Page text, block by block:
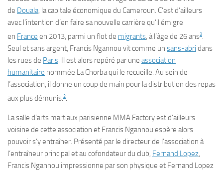
de Douala, la capitale économique du Cameroun. C’est d’ailleurs
avec l’intention d’en faire sa nouvelle carrière qu’il émigre
en France en 2013, parmi un flot de migrants, à l’âge de 26 ans3.
Seul et sans argent, Francis Ngannou vit comme un sans-abri dans
les rues de Paris. Il est alors repéré par une association
humanitaire nommée La Chorbaqui le recueille. Au sein de
l’association, il donne un coup de main pour la distribution des repas
aux plus démunis.2.
La salle d’arts martiaux parisienne MMA Factoryest d’ailleurs
voisine de cette association et Francis Ngannou espère alors
pouvoir s’y entraîner. Présenté par le directeur de l’association à
l’entraîneur principal et au cofondateur du club, Fernand Lopez,
Francis Ngannou impressionne par son physique et Fernand Lopez